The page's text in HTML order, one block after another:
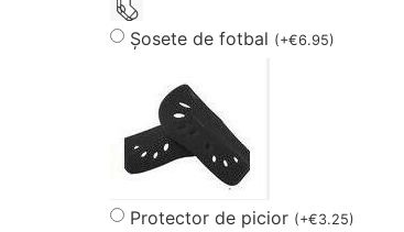
Șosete de fotbal (+€6.95)
Protector de picior (+€3.25)